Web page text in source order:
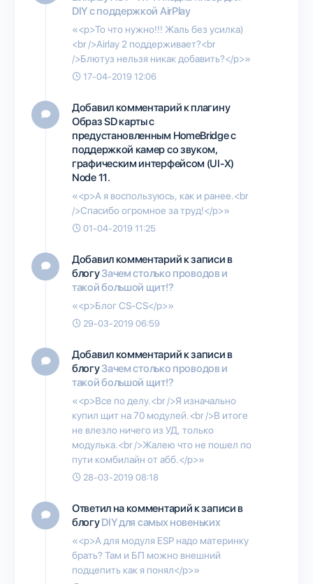
DIY с поддержкой AirPlay
«<p>То что нужно!!! Жаль без усилка)
<br />Airlay 2 поддерживает?<br
/>Блютуз нельзя никак добавить?</p>»
17-04-2019 12:06
Добавил комментарий к плагину
Образ SD карты с
предустановленным HomeBridge с
поддержкой камер со звуком,
графическим интерфейсом (UI-X)
Node 11.
«<p>А я воспользуюсь, как и ранее.<br
/>Спасибо огромное за труд!</p>»
01-04-2019 11:25
Добавил комментарий к записи в
блогуЗачем столько проводов и
такой большой щит!?
«<p>Блог CS-CS</p>»
29-03-2019 06:59
Добавил комментарий к записи в
блогуЗачем столько проводов и
такой большой щит!?
«<p>Все по делу.<br />Я изначально
купил щит на 70 модулей.<br />В итоге
не влезло ничего из УД, только
модулька.<br />Жалею что не пошел по
пути комбилайн от абб.</p>»
28-03-2019 08:18
Ответил на комментарий к записи в
блогуDIY для самых новеньких
«<p>А для модуля ESP надо материнку
брать? Там и БП можно внешний
подцепить как я понял</p>»